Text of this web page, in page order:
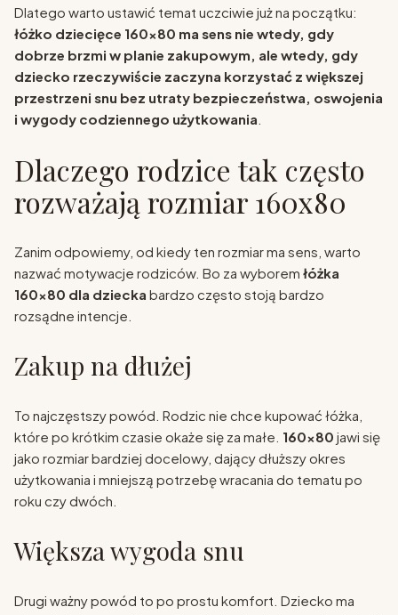
Dlatego warto ustawić temat uczciwie już na początku:
łóżko dziecięce 160x80 ma sens nie wtedy, gdy
dobrze brzmi w planie zakupowym, ale wtedy, gdy
dziecko rzeczywiście zaczyna korzystać z większej
przestrzeni snu bez utraty bezpieczeństwa, oswojenia
i wygody codziennego użytkowania
Dlaczego rodzice tak często
rozważają rozmiar 160x80
Zanim odpowiemy, od kiedy ten rozmiar ma sens, warto
nazwać motywacje rodziców. Bo za wyborem łóżka
160x80 dla dziecka bardzo często stoją bardzo
rozsądne intencje.
Zakup na dłużej
To najczęstszy powód. Rodzic nie chce kupować łóżka,
które po krótkim czasie okaże się za małe. 160x80 jawi się
jako rozmiar bardziej docelowy, dający dłuższy okres
użytkowania i mniejszą potrzebę wracania do tematu po
roku czy dwóch.
Większa wygoda snu
Drugi ważny powód to po prostu komfort. Dziecko ma